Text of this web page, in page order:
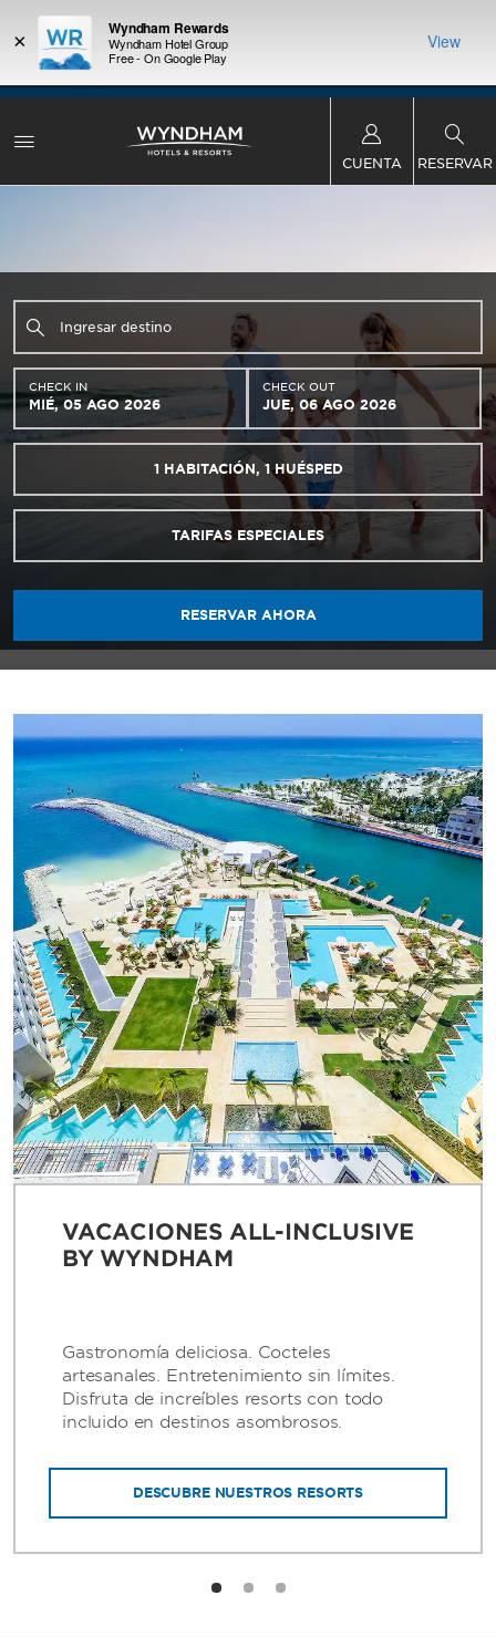
total.
dos noches GRATIS en más de mil hoteles de
Wyndham en todo el mundo.
puntos
×
Wyndham Rewards
Wyndham Hotel Group
Free - On Google Play
View
CUENTA RESERVAR
CHECK IN
MIÉ, 05 AGO 2026
CHECK OUT
JUE, 06 AGO 2026
1 HABITACIÓN, 1 HUÉSPED
TARIFAS ESPECIALES
RESERVAR AHORA
VACACIONES ALL-INCLUSIVE
BY WYNDHAM
Gastronomía deliciosa. Cocteles
artesanales. Entretenimiento sin límites.
Disfruta de increíbles resorts con todo
incluido en destinos asombrosos.
DESCUBRE NUESTROS RESORTS